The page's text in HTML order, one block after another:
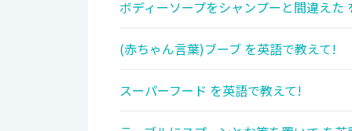
ボディーソープをシャンプーと間違えた
(赤ちゃん言葉)ブーブ を英語で教えて!
スーパーフード を英語で教えて!